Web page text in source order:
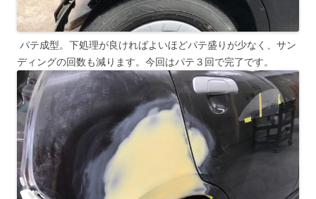
パテ成型。下処理が良ければよいほどパテ盛りが少なく、サン
ディングの回数も減ります。今回はパテ３回で完了です。